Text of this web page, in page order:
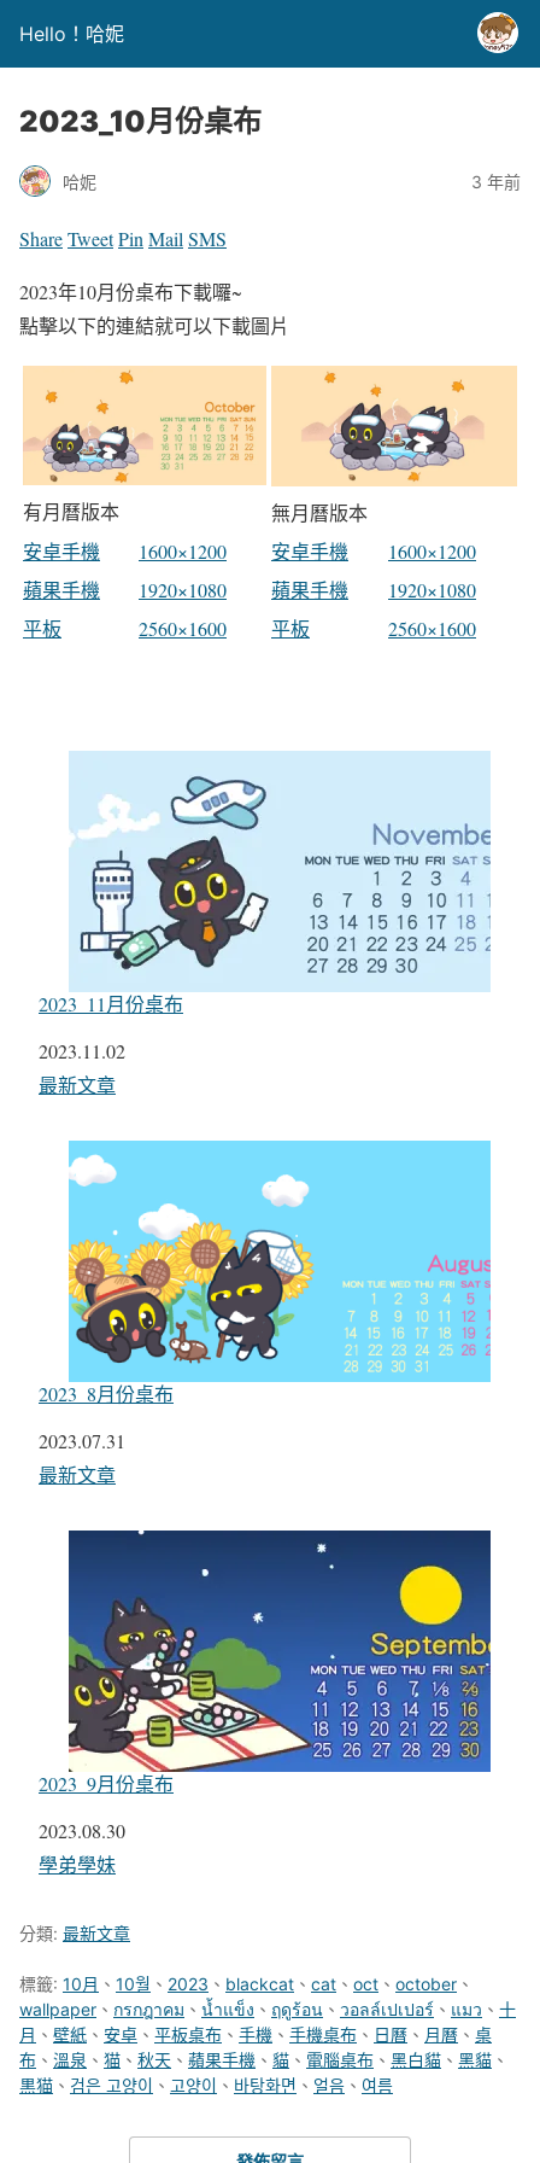
Hello！哈妮
2023_10月份桌布
哈妮 3 年前
ShareTweetPin Mail SMS
2023年10月份桌布下載囉~
點擊以下的連結就可以下載圖片
有月曆版本
無月曆版本
安卓手機
1600×1200 安卓手機
1600×1200
蘋果手機
1920×1080 蘋果手機
1920×1080
平板
2560×1600 平板 2560×1600
2023_11月份桌布
日期
2023.11.02
關於
最新文章
2023_8月份桌布
日期
2023.07.31
關於
最新文章
2023_9月份桌布
日期
2023.08.30
關於
學弟學妹
分類: 最新文章
標籤: 10月 、 10월 、 2023 、 blackcat 、 cat 、 oct 、 october 、
wallpaper 、 กรกฎาคม 、 น้ำแข็ง 、 ฤดูร้อน 、 วอลล์เปเปอร์ 、 แมว 、 十
月 、 壁紙 、 安卓 、 平板桌布 、 手機 、 手機桌布 、 日曆 、 月曆 、 桌
布 、 溫泉 、 猫 、 秋天 、 蘋果手機 、 貓 、 電腦桌布 、 黑白貓 、 黑貓 、
黒猫 、 검은 고양이 、 고양이 、 바탕화면 、 얼음 、 여름